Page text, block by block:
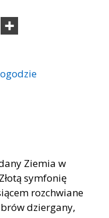
Ziemia w
symfonię
rozchwiane
dziergany,